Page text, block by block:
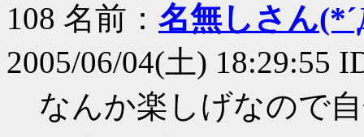
108 名前： 名無しさん
2005/06/04(土) 18:29:55
なんか楽しげなので